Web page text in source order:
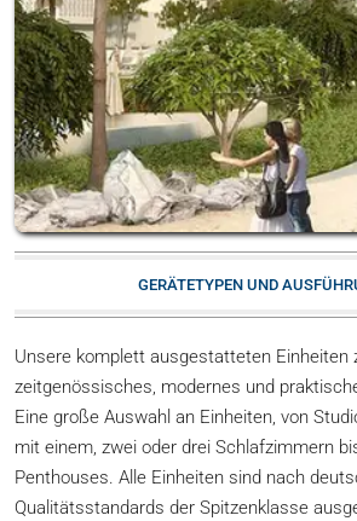
GERÄTETYPEN UND
Unsere komplett ausgestatteten Einheiten
zeitgenössisches, modernes und
Eine große Auswahl an Einheiten, von
mit einem, zwei oder drei Schlafzimmern
Penthouses. Alle Einheiten sind nach
Qualitätsstandards der Spitzenklasse